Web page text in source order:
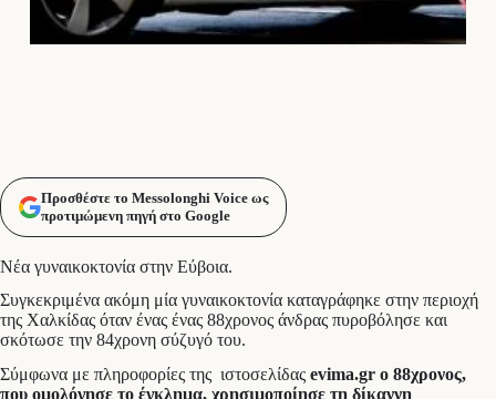
Προσθέστε το Messolonghi Voice ως
προτιμώμενη πηγή στο Google
Νέα γυναικοκτονία στην Εύβοια.
Συγκεκριμένα ακόμη μία γυναικοκτονία καταγράφηκε στην περιοχή
της Χαλκίδας όταν ένας ένας 88χρονος άνδρας πυροβόλησε και
σκότωσε την 84χρονη σύζυγό του.
Σύμφωνα με πληροφορίες της ιστοσελίδας evima.gr ο 88χρονος,
που ομολόγησε το έγκλημα, χρησιμοποίησε τη δίκαννη